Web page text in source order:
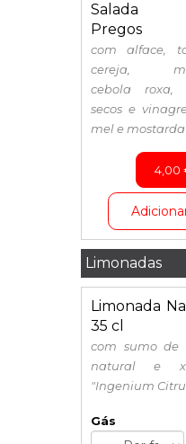
Salada
Pregos
com alface,
cereja,
cebola roxa,
secos e
mel e mostarda
4,00
Limonadas
Limonada
35 cl
com sumo de
natural e
"Ingenium
Gás